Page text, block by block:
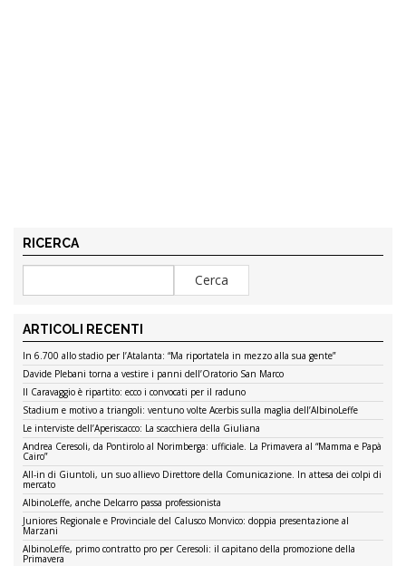
RICERCA
ARTICOLI RECENTI
In 6.700 allo stadio per l’Atalanta: “Ma riportatela in mezzo alla sua gente”
Davide Plebani torna a vestire i panni dell’Oratorio San Marco
Il Caravaggio è ripartito: ecco i convocati per il raduno
Stadium e motivo a triangoli: ventuno volte Acerbis sulla maglia dell’AlbinoLeffe
Le interviste dell’Aperiscacco: La scacchiera della Giuliana
Andrea Ceresoli, da Pontirolo al Norimberga: ufficiale. La Primavera al “Mamma e Papà
Cairo”
All-in di Giuntoli, un suo allievo Direttore della Comunicazione. In attesa dei colpi di
mercato
AlbinoLeffe, anche Delcarro passa professionista
Juniores Regionale e Provinciale del Calusco Monvico: doppia presentazione al
Marzani
AlbinoLeffe, primo contratto pro per Ceresoli: il capitano della promozione della
Primavera